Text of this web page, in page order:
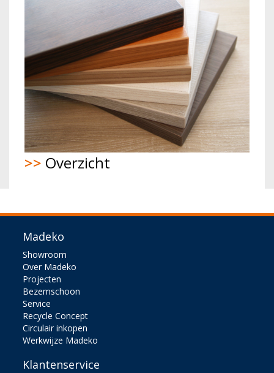
>> Overzicht
Madeko
Showroom
Over Madeko
Projecten
Bezemschoon
Service
Recycle Concept
Circulair inkopen
Werkwijze Madeko
Klantenservice